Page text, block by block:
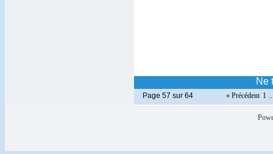
Ne
Page 57 sur 64 « Précédent 1